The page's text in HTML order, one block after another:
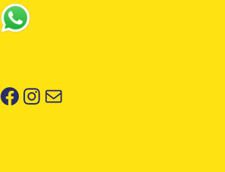
Facebook
Instagram
Correo electrónico